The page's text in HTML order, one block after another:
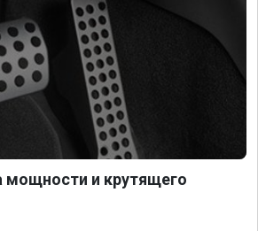
мощности и крутящего